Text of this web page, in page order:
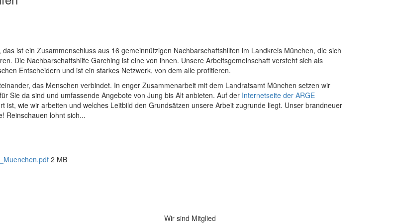
ist ein Zusammenschluss aus 16 gemeinnützigen Nachbarschaftshilfen im Landkreis München, die sich
Die Nachbarschaftshilfe Garching ist eine von ihnen. Unsere Arbeitsgemeinschaft versteht sich als
Entscheidern und ist ein starkes Netzwerk, von dem alle profitieren.
das Menschen verbindet. In enger Zusammenarbeit mit dem Landratsamt München setzen wir
Sie da sind und umfassende Angebote von Jung bis Alt anbieten. Auf der Internetseite der ARGE
wie wir arbeiten und welches Leitbild den Grundsätzen unsere Arbeit zugrunde liegt. Unser brandneuer
Reinschauen lohnt sich...
2 MB
Wir sind Mitglied